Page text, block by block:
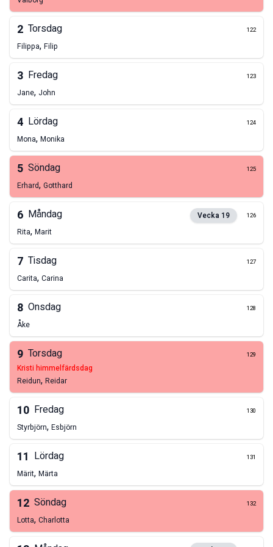
2 Torsdag 122
Filippa, Filip
3 Fredag 123
Jane, John
4 Lördag 124
Mona, Monika
5 Söndag 125
Erhard, Gotthard
6 Måndag Vecka 19 126
Rita, Marit
7 Tisdag 127
Carita, Carina
8 Onsdag 128
Åke
9 Torsdag 129
kristi himmelfärdsdag
Reidun, Reidar
10 Fredag 130
Styrbjörn, Esbjörn
11 Lördag 131
Märit, Märta
12 Söndag 132
Lotta, Charlotta